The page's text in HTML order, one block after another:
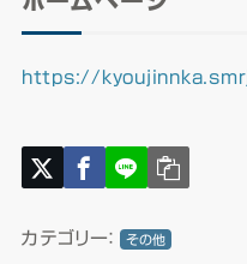
https://
カテゴリー： その他